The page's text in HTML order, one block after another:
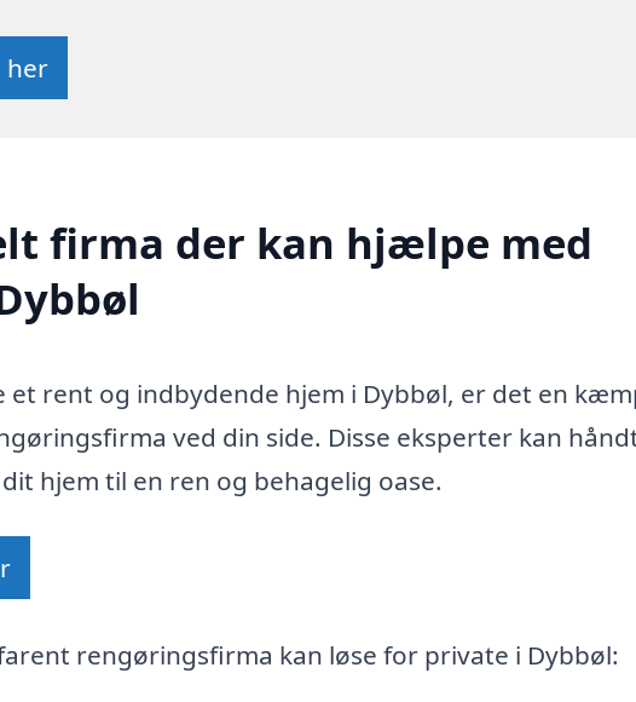
her
firma der kan hjælpe med
rent og indbydende hjem i Dybbøl, er det en
ved din side. Disse eksperter kan
hjem til en ren og behagelig oase.
rengøringsfirma kan løse for private i Dybbøl: